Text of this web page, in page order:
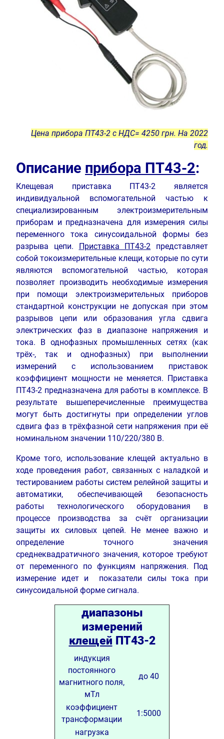
Цена прибора ПТ43-2 с НДС= 4250 грн. На 2022
год.
Описание прибора ПТ43-2:
Клещевая приставка ПТ43-2 является
индивидуальной вспомогательной частью к
специализированным электроизмерительным
приборам и предназначена для измерения силы
переменного тока синусоидальной формы без
разрыва цепи.
Приставка ПТ43-2 представляет
собой токоизмерительные клещи, которые по сути
являются вспомогательной частью, которая
позволяет производить необходимые измерения
при помощи электроизмерительных приборов
стандартной конструкции не допуская при этом
разрывов цепи или образования угла сдвига
электрических фаз в диапазоне напряжения и
тока. В однофазных промышленных сетях (как
трёх-, так и однофазных) при выполнении
измерений с использованием приставок
коэффициент мощности не меняется. Приставка
ПТ43-2 предназначена для работы в комплексе. В
результате вышеперечисленные преимущества
могут быть достигнуты при определении углов
сдвига фаз в трёхфазной сети напряжения при её
номинальном значении 110/220/380 В.
Кроме того, использование клещей актуально в
ходе проведения работ, связанных с наладкой и
тестированием работы систем релейной защиты и
автоматики, обеспечивающей безопасность
работы технологического оборудования в
процессе производства за счёт организации
защиты их силовых цепей. Не менее важно и
определение точного значения
среднеквадратичного значения, которое требуют
от переменного по функциям напряжения. Под
измерение идет и показатели силы тока при
синусоидальной форме сигнала.
диапазоны
измерений
клещей ПТ43-2
индукция
постоянного
магнитного поля,
мТл
до 40
коэффициент
трансформации
1:5000
нагрузка